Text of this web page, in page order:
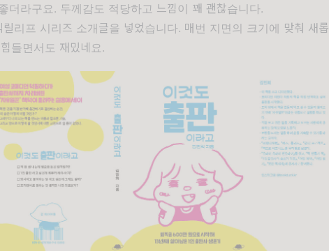
더라구요. 두께감도 적당하고 느낌이 꽤 괜찮습니다.
리프 시리즈 소개글을 넣었습니다. 매번 지면의 크기에 맞춰 새롭
들면서도 재밌네요.